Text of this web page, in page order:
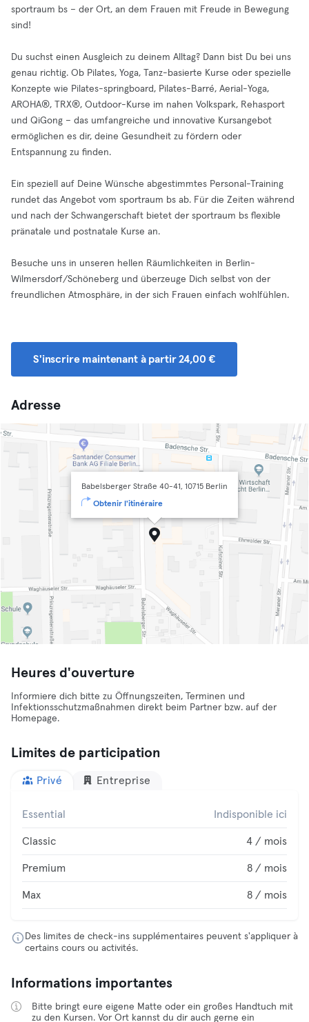
sportraum bs – der Ort, an dem Frauen mit Freude in Bewegung
sind!
Du suchst einen Ausgleich zu deinem Alltag? Dann bist Du bei uns
genau richtig. Ob Pilates, Yoga, Tanz-basierte Kurse oder spezielle
Konzepte wie Pilates-springboard, Pilates-Barré, Aerial-Yoga,
AROHA®, TRX®, Outdoor-Kurse im nahen Volkspark, Rehasport
und QiGong – das umfangreiche und innovative Kursangebot
ermöglichen es dir, deine Gesundheit zu fördern oder
Entspannung zu finden.
Ein speziell auf Deine Wünsche abgestimmtes Personal-Training
rundet das Angebot vom sportraum bs ab. Für die Zeiten während
und nach der Schwangerschaft bietet der sportraum bs flexible
pränatale und postnatale Kurse an.
Besuche uns in unseren hellen Räumlichkeiten in Berlin-
Wilmersdorf/Schöneberg und überzeuge Dich selbst von der
freundlichen Atmosphäre, in der sich Frauen einfach wohlfühlen.
S'inscrire maintenant à partir 24,00 €
Adresse
Babelsberger Straße 40-41, 10715 Berlin
Obtenir l'itinéraire
Heures d'ouverture
Informiere dich bitte zu Öffnungszeiten, Terminen und
Infektionsschutzmaßnahmen direkt beim Partner bzw. auf der
Homepage.
Limites de participation
Privé Entreprise
Essential Indisponible ici
Classic 4 / mois
Premium 8 / mois
Max 8 / mois
Des limites de check-ins supplémentaires peuvent s'appliquer à
certains cours ou activités.
Informations importantes
Bitte bringt eure eigene Matte oder ein großes Handtuch mit
zu den Kursen. Vor Ort kannst du dir auch gerne ein